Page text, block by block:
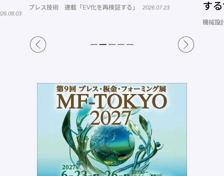
プレス技術 連載「EV化を再検証する」 2026.07.23
す
ト
機械設